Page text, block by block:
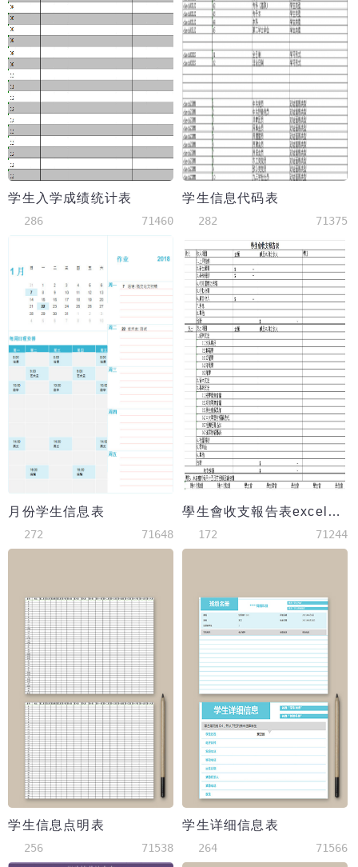
学生入学成绩统计表
286 71460
学生信息代码表
282 71375
月份学生信息表
272 71648
學生會收支報告表excel模板
172 71244
学生信息点明表
256 71538
学生详细信息表
264 71566